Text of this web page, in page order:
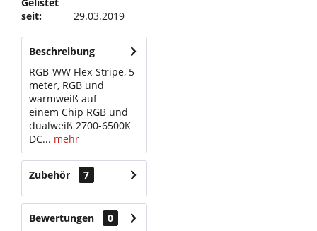
seit:
29.03.2019
Beschreibung
RGB-WW Flex-Stripe, 5
meter, RGB und
warmweiß auf
einem Chip RGB und
dualweiß 2700-6500K
DC... mehr
Zubehör 7
Bewertungen
0